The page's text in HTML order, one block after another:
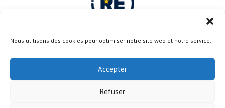
Nous utilisons des cookies pour optimiser notre site web et notre service.
Accepter
Refuser
Régional